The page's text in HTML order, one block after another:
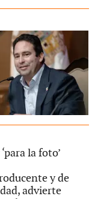
la foto’
y de
advierte